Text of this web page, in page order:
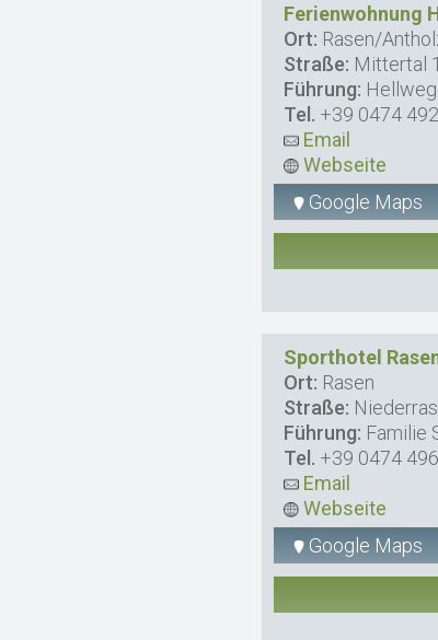
Ferienwohnung
Ort: Rasen/
Straße: Mittertal
Führung:
Tel. +39 0474
Email
Webseite
Google Maps
Sporthotel
Ort: Rasen
Straße:
Führung: Familie
Tel. +39 0474
Email
Webseite
Google Maps